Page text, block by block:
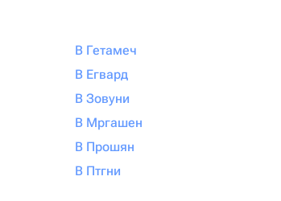
В Гетамеч
В Егвард
В Зовуни
В Мргашен
В Прошян
В Птгни